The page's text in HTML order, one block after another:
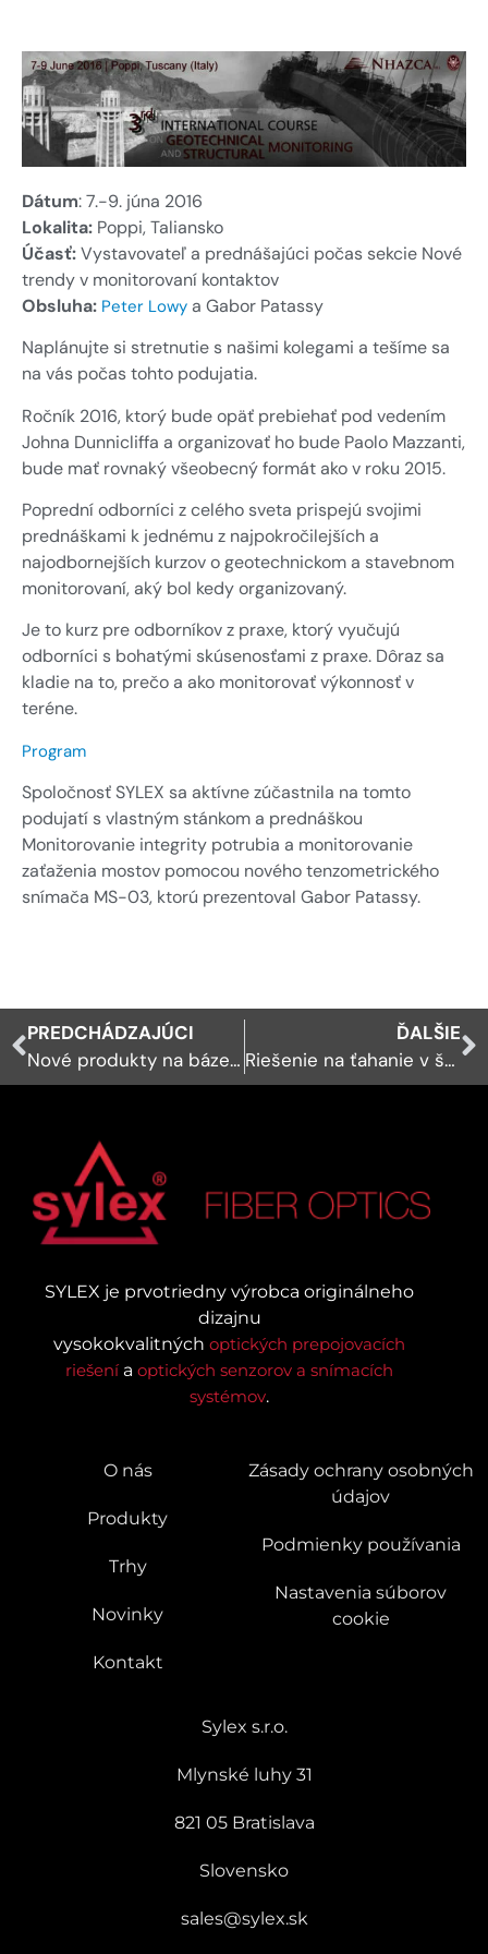
U-DQ FLEXO výrobky
Snímače a Snímacie systémy
Snímače
Meracie zariadenia
Vyhodnocovací softvér
Sieťové prepojenia
Inštalačné príslušenstvo
Iné
Senzory a snímacie systémy
Obnoviteľné zdroje energie
Zákazková konštrukcia a
výskum a vývoj
Zmluvná výroba / OEM
Addresa a
navigácia
Spýtajte sa
online
Dátum: 7.-9. júna 2016
Lokalita: Poppi, Taliansko
Účasť:Vystavovateľ a prednášajúci počas sekcie Nové
trendy v monitorovaní kontaktov
Obsluha: Peter Lowy a Gabor Patassy
Naplánujte si stretnutie s našimi kolegami a tešíme sa
na vás počas tohto podujatia.
Ročník 2016, ktorý bude opäť prebiehať pod vedením
Johna Dunnicliffa a organizovať ho bude Paolo Mazzanti,
bude mať rovnaký všeobecný formát ako v roku 2015.
Poprední odborníci z celého sveta prispejú svojimi
prednáškami k jednému z najpokročilejších a
najodbornejších kurzov o geotechnickom a stavebnom
monitorovaní, aký bol kedy organizovaný.
Je to kurz pre odborníkov z praxe, ktorý vyučujú
odborníci s bohatými skúsenosťami z praxe. Dôraz sa
kladie na to, prečo a ako monitorovať výkonnosť v
teréne.
Program
Spoločnosť SYLEX sa aktívne zúčastnila na tomto
podujatí s vlastným stánkom a prednáškou
Monitorovanie integrity potrubia a monitorovanie
zaťaženia mostov pomocou nového tenzometrického
snímača MS-03, ktorú prezentoval Gabor Patassy.
PREDCHÁDZAJÚCI
Nové produkty na báze šošovkových koncoviek PRIZM MT a konektorov MXC
ĎALŠIE
Riešenie na ťahanie v štýle guľôčok pre jednotlivé káble MPO/MTP back-bone
SYLEX je prvotriedny výrobca originálneho
dizajnu
vysokokvalitných optických prepojovacích
riešení a optických senzorov a snímacích
systémov.
O nás
Produkty
Trhy
Novinky
Kontakt
Zásady ochrany osobných
údajov
Podmienky používania
Nastavenia súborov
cookie
Sylex s.r.o.
Mlynské luhy 31
821 05 Bratislava
Slovensko
sales@sylex.sk